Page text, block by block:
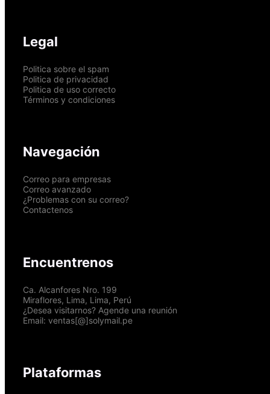
Legal
Politica sobre el spam
Politica de privacidad
Politica de uso correcto
Términos y condiciones
Navegación
Correo para empresas
Correo avanzado
¿Problemas con su correo?
Contactenos
Encuentrenos
Ca. Alcanfores Nro. 199
Miraflores, Lima, Lima, Perú
¿Desea visitarnos? Agende una reunión
Email: ventas[@]solymail.pe
Plataformas